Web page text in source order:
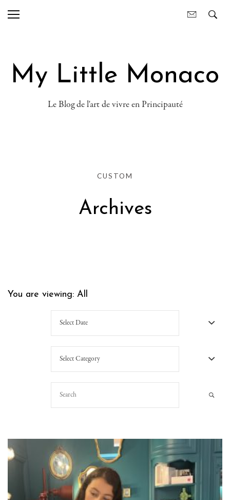
My Little Monaco
Le Blog de l'art de vivre en Principauté
CUSTOM
Archives
You are viewing: All